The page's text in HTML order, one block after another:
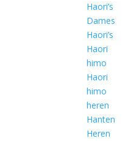
Haori’s
Dames
Haori’s
Haori
himo
Haori
himo
heren
Hanten
Heren